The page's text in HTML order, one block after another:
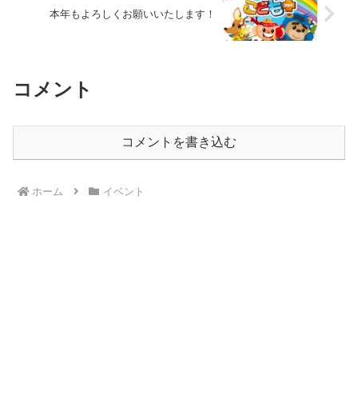
本年もよろしくお願いいたします！
コメント
コメントを書き込む
ホーム イベント